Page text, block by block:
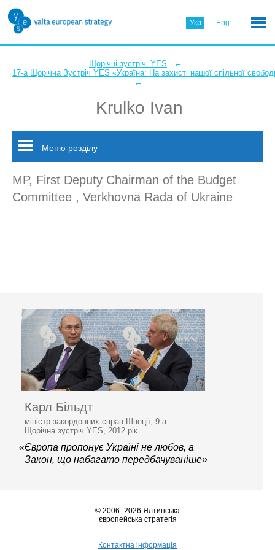
Укр Eng
Щорічні зустрічі YES ←
17-а Щорічна Зустріч YES «Україна: На захисті нашої спільної
←
Krulko Ivan
Меню розділу
MP, First Deputy Chairman of the Budget
Committee , Verkhovna Rada of Ukraine
Карл Більдт
міністр закордонних справ Швеції, 9-а
Щорічна зустріч YES, 2012 рік
«Європа пропонує Україні не любов, а
Закон, що набагато передбачуваніше»
© 2006–2026 Ялтинська
європейська стратегія
Контактна інформація